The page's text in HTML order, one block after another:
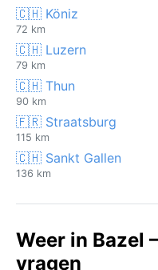
🇨🇭 Köniz
72 km
🇨🇭 Luzern
79 km
🇨🇭 Thun
90 km
🇫🇷 Straatsburg
115 km
🇨🇭 Sankt Gallen
136 km
Weer in Bazel
vragen